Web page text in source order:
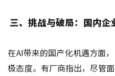
三、挑战与破局：国内企
在AI带来的国产化机遇方面
极态度。有厂商指出，尽管